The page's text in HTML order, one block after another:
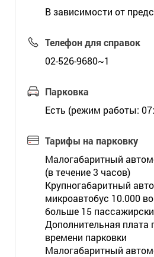
В зависимости от
Телефон для справок
02-526-9680~1
Парковка
Есть (режим работы:
Тарифы на парковку
Малогабаритный
(в течение 3 часов)
Крупногабаритный
микроавтобус 10.000
больше 15
Дополнительная
времени парковки
Малогабаритный